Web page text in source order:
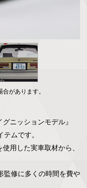
があります。
ニッションモデル』
ムです。
用した実車取材から、
監修に多くの時間を費や